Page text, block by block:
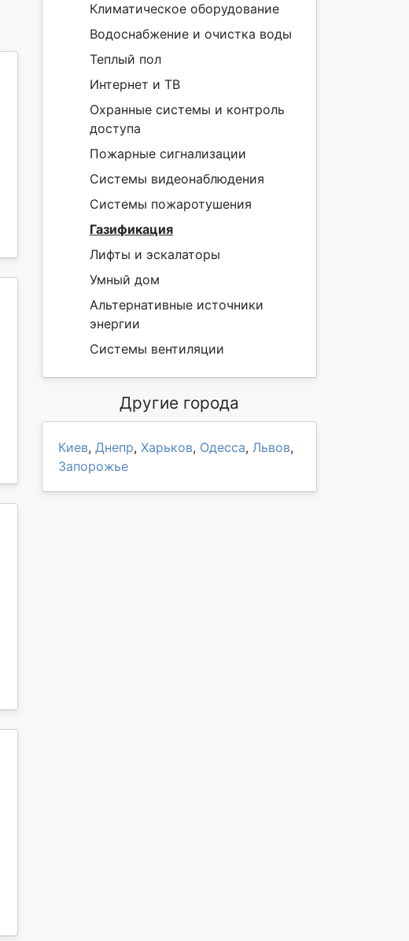
Климатическое оборудование
Водоснабжение и очистка воды
Теплый пол
Интернет и ТВ
Охранные системы и контроль
доступа
Пожарные сигнализации
Системы видеонаблюдения
Системы пожаротушения
Газификация
Лифты и эскалаторы
Умный дом
Альтернативные источники
энергии
Системы вентиляции
Другие города
Киев, Днепр, Харьков, Одесса, Львов,
Запорожье